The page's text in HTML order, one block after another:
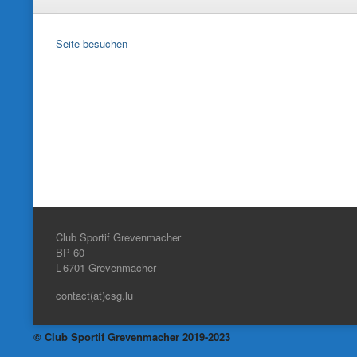
Seite besuchen
Club Sportif Grevenmacher
BP 60
L-6701 Grevenmacher
contact(at)csg.lu
© Club Sportif Grevenmacher 2019-2023